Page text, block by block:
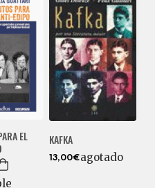
EL
KAFKA
13,00€agotado